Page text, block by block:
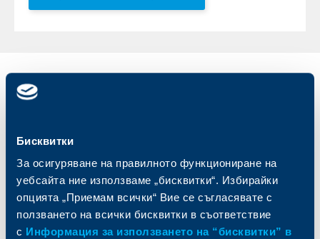
Бисквитки
За осигуряване на правилното функциониране на
уебсайта ние използваме „бисквитки“. Избирайки
опцията „Приемам всички“ Вие се съгласявате с
ползването на всички бисквитки в съответствие
с Информация за използването на “бисквитки” в
Индивидуални
клиенти
Сметки и плащания
Кредити
Спестявания и инвестиции
Частно банкиране
Застраховки
Актуализация на клиентски данни
Търговско финансиране
ПОС терминали
Пазари, инвестиционно банкиране